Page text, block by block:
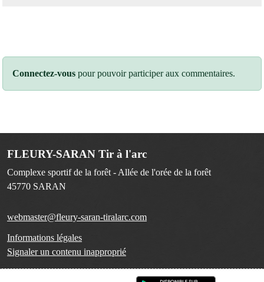
Connectez-vous pour pouvoir participer aux commentaires.
FLEURY-SARAN Tir à l'arc
Complexe sportif de la forêt - Allée de l'orée de la forêt
45770 SARAN
webmaster@fleury-saran-tiralarc.com
Informations légales
Signaler un contenu inapproprié